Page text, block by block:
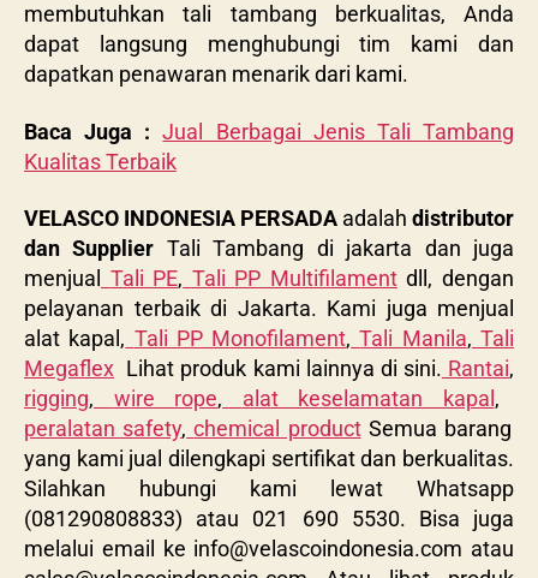
membutuhkan tali tambang berkualitas, Anda
dapat langsung menghubungi tim kami dan
dapatkan penawaran menarik dari kami.
Baca Juga :Jual Berbagai Jenis Tali Tambang
Kualitas Terbaik
VELASCO INDONESIA PERSADA adalah distributor
dan Supplier Tali Tambang di jakarta dan juga
menjual
Tali PE, Tali PP Multifilamentdll, dengan
pelayanan terbaik di Jakarta. Kami juga menjual
alat kapal, Tali PP Monofilament, Tali Manila, Tali
Megaflex Lihat produk kami lainnya di sini. Rantai,
rigging, wire rope, alat keselamatan kapal ,
peralatan safety, chemical productSemua barang
yang kami jual dilengkapi sertifikat dan berkualitas.
Silahkan hubungi kami lewat Whatsapp
(081290808833) atau 021 690 5530. Bisa juga
melalui email ke info@velascoindonesia.com atau